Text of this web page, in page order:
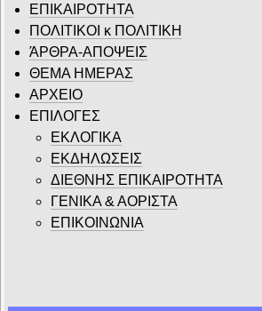
ΕΠΙΚΑΙΡΟΤΗΤΑ
ΠΟΛΙΤΙΚΟΙ κ ΠΟΛΙΤΙΚΗ
ΆΡΘΡΑ-ΑΠΟΨΕΙΣ
ΘΕΜΑ ΗΜΕΡΑΣ
ΑΡΧΕΙΟ
ΕΠΙΛΟΓΕΣ
ΕΚΛΟΓΙΚΑ
ΕΚΔΗΛΩΣΕΙΣ
ΔΙΕΘΝΗΣ ΕΠΙΚΑΙΡΟΤΗΤΑ
ΓΕΝΙΚΑ & ΑΟΡΙΣΤΑ
ΕΠΙΚΟΙΝΩΝΙΑ